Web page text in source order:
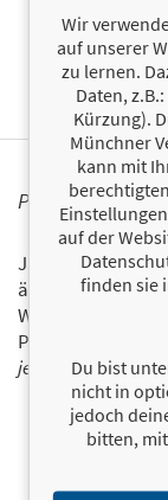
Trägt CE-Logo.
Ja, ich will über
ähnliche
Wir halten Sie per
Programm der
jetzt ein!
E-Mail-Adresse:
Wir
auf unserer
zu lernen.
Daten,
Kürzung).
Münchner
kann mit
auf der
finden sie
Du bist
nicht in
jedoch
bitten,